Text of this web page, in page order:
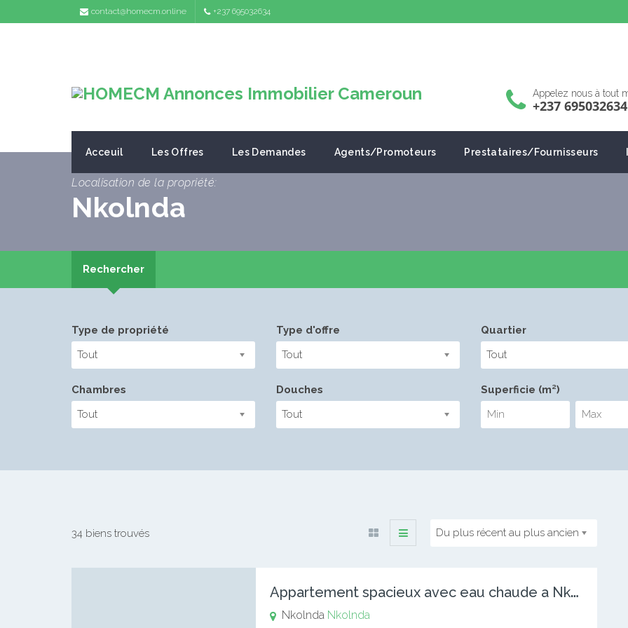
contact@homecm.online +237 695032634
Appelez nous à tout
+237 695032634
Acceuil Les Offres Les Demandes Agents/Promoteurs Prestataires/Fournisseurs
Localisation de la propriété:
Nkolnda
Rechercher
Type de propriété
Tout
Type d'offre
Tout
Quartier
Tout
Chambres
Tout
Douches
Tout
Superficie (m²)
34 biens trouvés Du plus récent au plus ancien
A
ppartement spacieux avec eau chaude a Nkolnda. 2 chambres 3
Nkolnda Nkolnda